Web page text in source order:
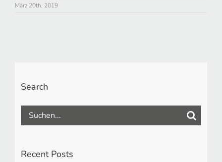
März 20th, 2019
Search
Suche
nach:
Recent Posts